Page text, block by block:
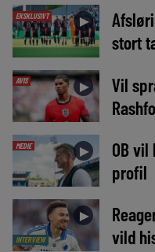
EKSKLUSIVT ►
stort
AVIS ►
Vil
MEDIE ►
OB
profil
INTERVIEW
►
vild